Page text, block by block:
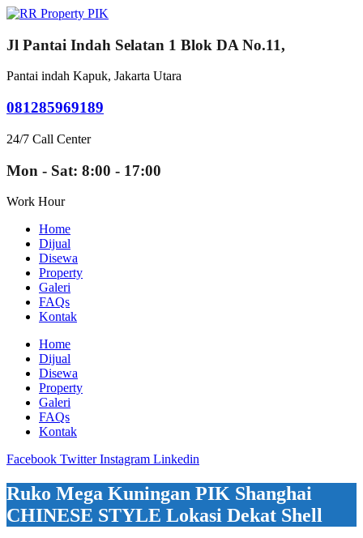
Jl Pantai Indah Selatan 1 Blok DA No.11,
Pantai indah Kapuk, Jakarta Utara
081285969189
24/7 Call Center
Mon - Sat: 8:00 - 17:00
Work Hour
Home
Dijual
Disewa
Property
Galeri
FAQs
Kontak
Home
Dijual
Disewa
Property
Galeri
FAQs
Kontak
Facebook Twitter Instagram Linkedin
Ruko Mega Kuningan PIK Shanghai
CHINESE STYLE Lokasi Dekat Shell